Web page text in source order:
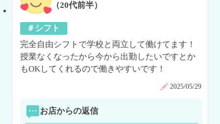
（20代前半）
＃シフト
完全自由シフトで学校と両立して働けてます！
授業なくなったから今から出勤したいですとか
もOKしてくれるので働きやすいです！
2025/05/29
お店からの返信